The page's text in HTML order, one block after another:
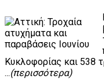
Κυκλοφορίας και 538
...(περισσότερα)